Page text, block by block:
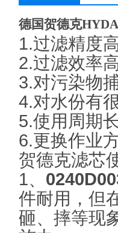
德国贺德克
1.过滤精度
2.过滤效率
3.对污染物
4.对水份有
5.使用周期
6.更换作业
贺德克滤芯
1、
件耐用，但
砸、摔等现